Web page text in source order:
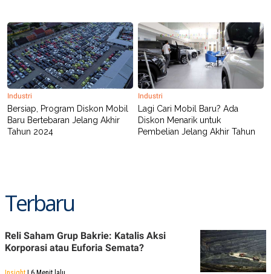
E
P
A
P
E
R
A
D
V
E
R
T
I
S
N
G
A
SITEMAPPROFILE
Industri
Bersiap, Program Diskon Mobil
Baru Bertebaran Jelang Akhir
Tahun 2024
Industri
Lagi Cari Mobil Baru? Ada
Diskon Menarik untuk
Pembelian Jelang Akhir Tahun
Terbaru
Reli Saham Grup Bakrie: Katalis Aksi
Korporasi atau Euforia Semata?